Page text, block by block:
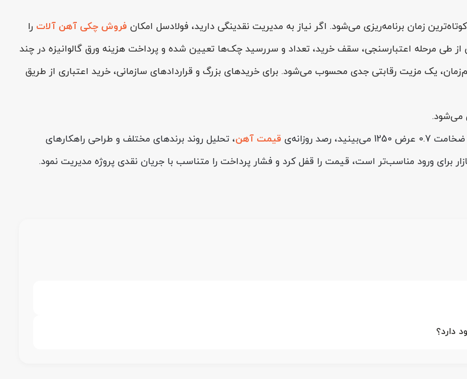
زمان برنامه‌ریزی می‌شود. اگر نیاز به مدیریت نقدینگی دارید، فولادسل امکان فروش چکی آهن آلات را
طی مرحله اعتبارسنجی، سقف خرید، تعداد و سررسید چک‌ها تعیین شده و پرداخت هزینه ورق گالوانیزه در چند
یک مزیت رقابتی جدی محسوب می‌شود. برای خریدهای بزرگ و قراردادهای سازمانی، خرید اعتباری از طریق
می‌شود.
روزانه‌ی
قیمت آهن، تحلیل روند برندهای مختلف و طراحی راهکارهای
برای ورود مناسب‌تر است، قیمت را قفل کرد و فشار پرداخت را متناسب با جریان نقدی پروژه مدیریت نمود.